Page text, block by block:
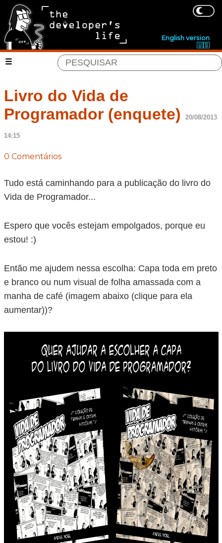
English version
🇺🇸
Livro do Vida de
Programador (enquete)
20/08/2013
14:15
0 Comentários
Tudo está caminhando para a publicação do livro do
Vida de Programador...
Espero que vocês estejam empolgados, porque eu
estou! :)
Então me ajudem nessa escolha: Capa toda em preto
e branco ou num visual de folha amassada com a
manha de café (imagem abaixo (clique para ela
aumentar))?